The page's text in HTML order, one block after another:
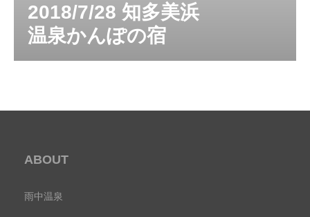
2018/7/28 知多美浜
温泉かんぽの宿
ABOUT
雨中温泉